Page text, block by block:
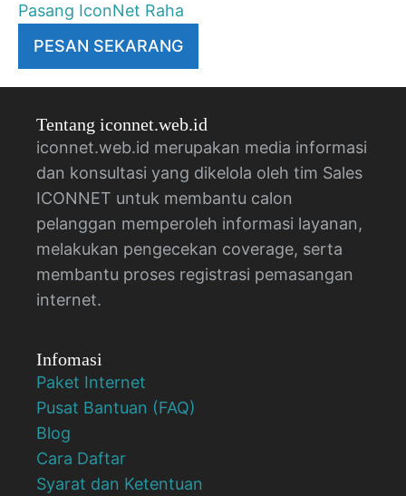
Pasang IconNet Raha
PESAN SEKARANG
Tentang iconnet.web.id
iconnet.web.id merupakan media informasi
dan konsultasi yang dikelola oleh tim Sales
ICONNET untuk membantu calon
pelanggan memperoleh informasi layanan,
melakukan pengecekan coverage, serta
membantu proses registrasi pemasangan
internet.
Infomasi
Paket Internet
Pusat Bantuan (FAQ)
Blog
Cara Daftar
Syarat dan Ketentuan